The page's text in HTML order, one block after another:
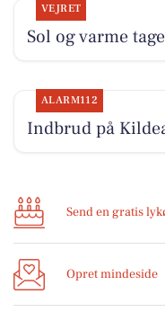
VEJRET
Sol og varme
ALARM112
Indbrud på
Send en gratis
Opret mindeside